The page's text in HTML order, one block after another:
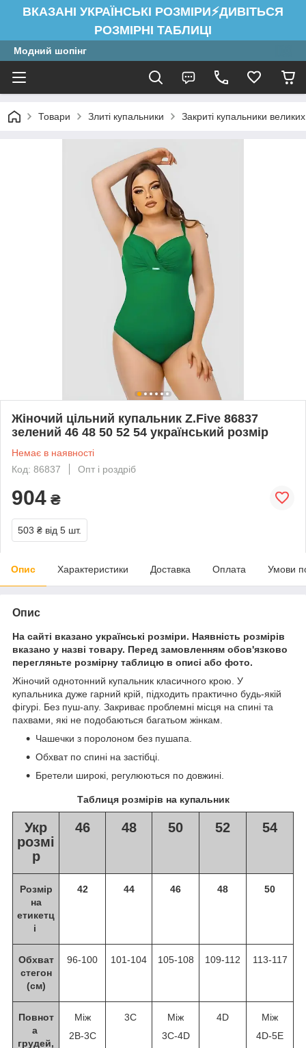
ВКАЗАНІ УКРАЇНСЬКІ РОЗМІРИ⚡ДИВІТЬСЯ
РОЗМІРНІ ТАБЛИЦІ
Модний шопінг
Товари Злиті купальники Закриті купальники великих
Жіночий цільний купальник Z.Five 86837
зелений 46 48 50 52 54 український розмір
Немає в наявності
Код: 86837
Опт і роздріб
904 ₴
503 ₴ від 5 шт.
Опис Характеристики Доставка Оплата Умови
Опис
На сайті вказано українські розміри. Наявність розмірів
вказано у назві товару. Перед замовленням обов'язково
перегляньте розмірну таблицю в описі або фото.
Жіночий однотонний купальник класичного крою. У
купальника дуже гарний крій, підходить практично будь-якій
фігурі. Без пуш-апу. Закриває проблемні місця на спині та
пахвами, які не подобаються багатьом жінкам.
Чашечки з поролоном без пушапа.
Обхват по спині на застібці.
Бретели широкі, регулюються по довжині.
Таблиця розмірів на купальник
Укр
розмі
р
46 48 50 52 54
Розмір
на
етикетц
і
42 44 46 48 50
Обхват
стегон
(см)
96-100 101-104 105-108 109-112 113-117
Повнот
а
грудей,
Між
2В-3С
3С
Між
3С-4D
4D
Між
4D-5E